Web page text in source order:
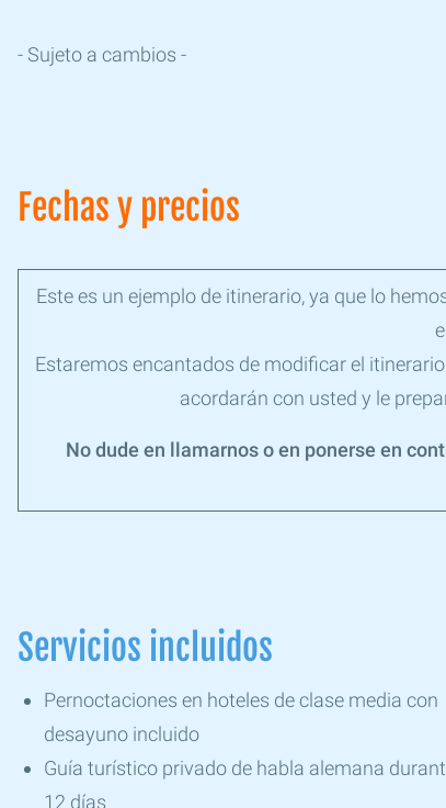
- Sujeto a cambios -
Fechas y precios
Este es un ejemplo de itinerario, ya que lo
Estaremos encantados de modificar el
acordarán con usted y le
No dude en llamarnos o en ponerse en
Servicios incluidos
Pernoctaciones en hoteles de clase media con
desayuno incluido
Guía turístico privado de habla alemana
12 días